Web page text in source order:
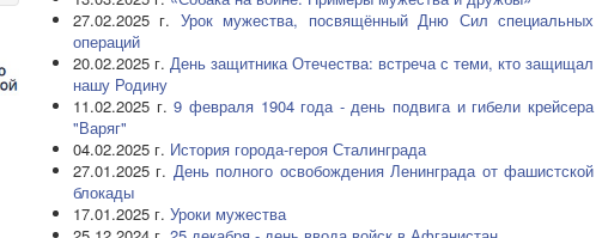
27.02.2025 г. Урок мужества, посвящённый Дню Сил специальных
операций
20.02.2025 г. День защитника Отечества: встреча с теми, кто защищал
нашу Родину
11.02.2025 г.9 февраля 1904 года - день подвига и гибели крейсера
"Варяг"
04.02.2025 г. История города-героя Сталинграда
27.01.2025 г. День полного освобождения Ленинграда от фашистской
блокады
17.01.2025 г. Уроки мужества